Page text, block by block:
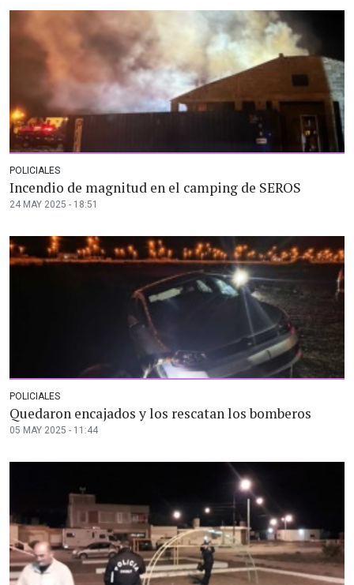
POLICIALES
Incendio de magnitud en el camping de SEROS
24 MAY 2025 - 18:51
POLICIALES
Quedaron encajados y los rescatan los bomberos
05 MAY 2025 - 11:44